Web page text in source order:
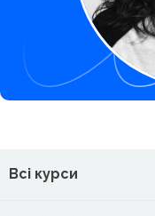
Всі курси